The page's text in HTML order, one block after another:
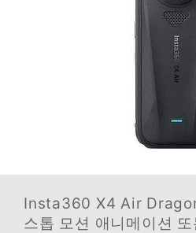
Insta360 X4 Air
스톱 모션 애니메이션